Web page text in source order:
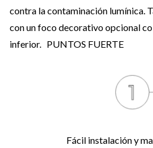
contra la contaminación lumínica.
con un foco decorativo opcional
inferior. PUNTOS FUERTE
Fácil instalación y